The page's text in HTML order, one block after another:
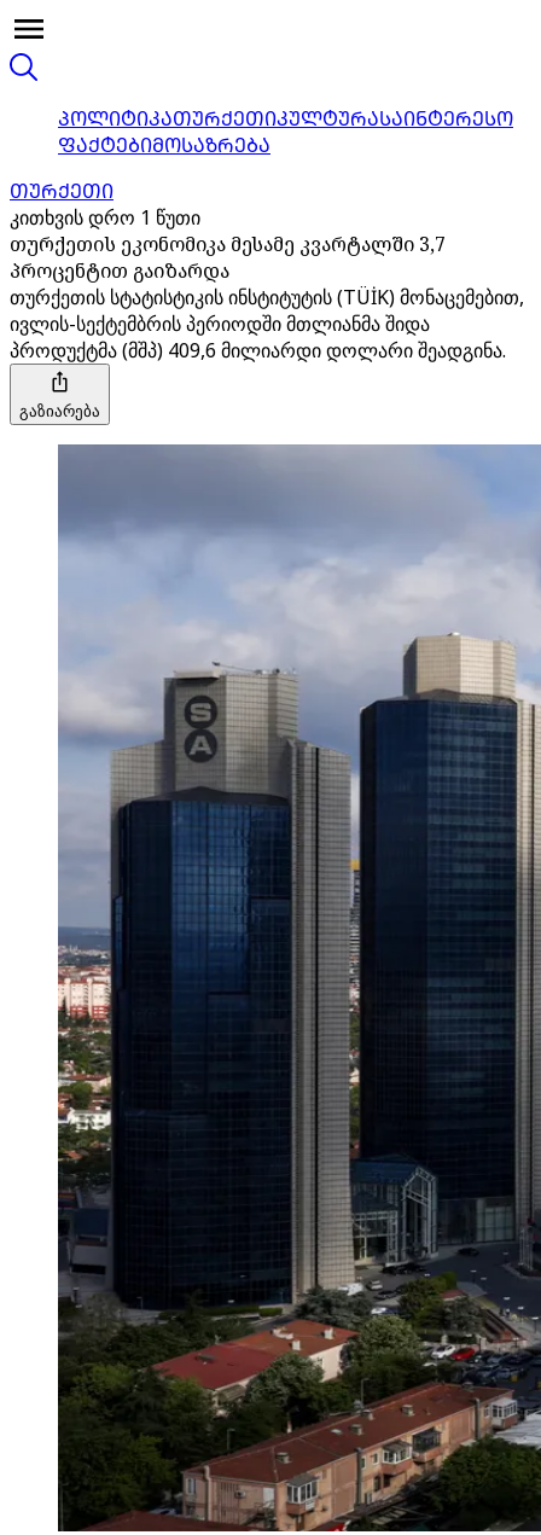
ᲞᲝᲚᲘᲢᲘᲙᲐᲗᲣᲠᲥᲔᲗᲘᲙᲣᲚᲢᲣᲠᲐᲡᲐᲘᲜᲢᲔᲠᲔᲡᲝ
ᲤᲐᲥᲢᲔᲑᲘᲛᲝᲡᲐᲖᲠᲔᲑᲐ
ᲗᲣᲠᲥᲔᲗᲘ
კითხვის დრო 1 წუთი
თურქეთის ეკონომიკა მესამე კვარტალში 3,7
პროცენტით გაიზარდა
თურქეთის სტატისტიკის ინსტიტუტის (TÜİK) მონაცემებით,
ივლის-სექტემბრის პერიოდში მთლიანმა შიდა
პროდუქტმა (მშპ) 409,6 მილიარდი დოლარი შეადგინა.
გაზიარება